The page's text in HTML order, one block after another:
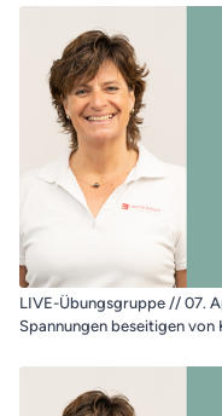
LIVE-Übungsgruppe // 07.
Spannungen beseitigen von